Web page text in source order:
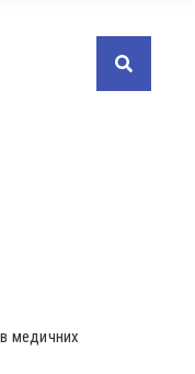
медичних